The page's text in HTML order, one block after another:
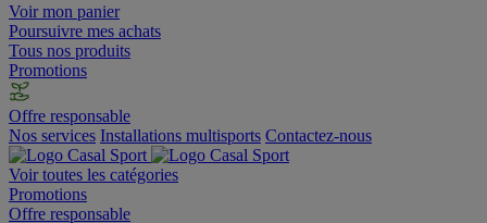
Voir mon panier
Poursuivre mes achats
Tous nos produits
Promotions
Offre responsable
Nos services Installations multisports Contactez-nous
Voir toutes les catégories
Promotions
Offre responsable